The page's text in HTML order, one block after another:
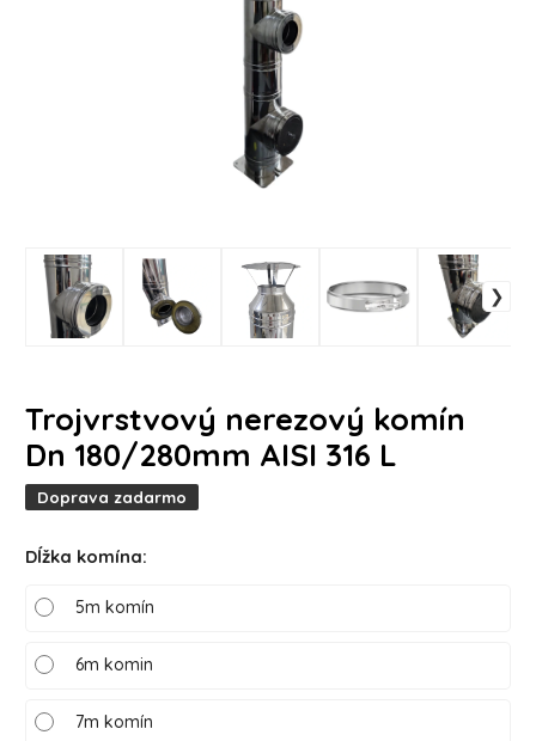
Trojvrstvový nerezový komín
Dn 180/280mm AISI 316 L
Doprava zadarmo
Dĺžka komína:
5m komín
6m komin
7m komín